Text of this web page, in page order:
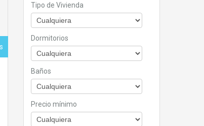
Tipo de Vivienda
Dormitorios
Baños
Precio mínimo